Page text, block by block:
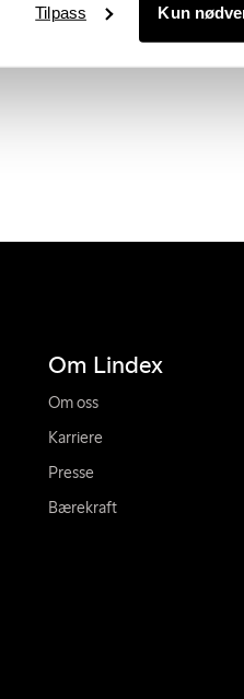
Kun
Tilpass
Om Lindex
Om oss
Karriere
Presse
Bærekraft